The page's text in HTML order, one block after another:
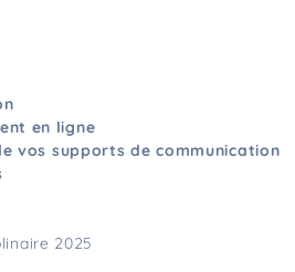
en ligne
vos supports de communication
2025